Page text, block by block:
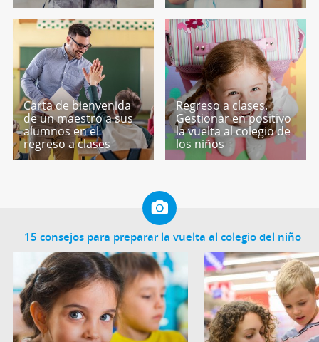
Carta de bienvenida
de un maestro a sus
alumnos en el
regreso a clases
Regreso a clases.
Gestionar en positivo
la vuelta al colegio de
los niños
15 consejos para preparar la vuelta al colegio del niño